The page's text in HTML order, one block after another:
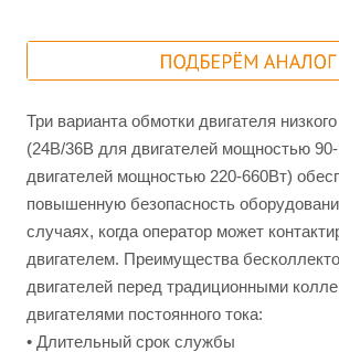
Три варианта обмотки двигателя
(24В/36В для двигателей мощностью
двигателей мощностью 220-660Вт)
повышенную безопасность
случаях, когда оператор может
двигателем. Преимущества
двигателей перед традиционными
двигателями постоянного тока:
• Длительный срок службы